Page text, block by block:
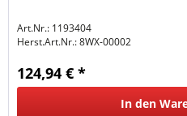
Art.Nr.: 1193404
Herst.Art.Nr.:8WX-00002
124,94 € *
In den